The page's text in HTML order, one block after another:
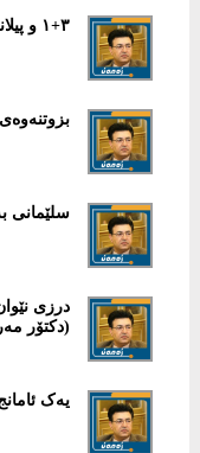
٣+١ و پیلانەکانیان
سلێمانی
درزی
(دکتۆر
یەک